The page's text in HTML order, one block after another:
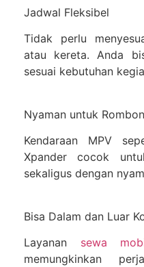
Jadwal Fleksibel
Tidak perlu
atau kereta. Anda
sesuai kebutuhan
Nyaman untuk
Kendaraan MPV
Xpander cocok
sekaligus dengan
Bisa Dalam dan Luar
Layanan sewa
memungkinkan